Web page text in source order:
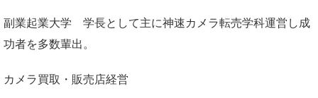
副業起業大学 学長として主に神速カメラ転売学科運営し成
功者を多数輩出。
カメラ買取・販売店経営